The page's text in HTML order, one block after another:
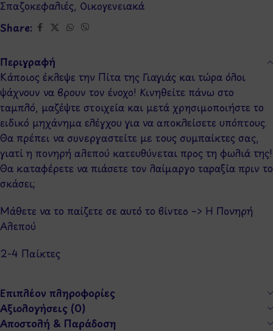
Σπαζοκεφαλιές, Οικογενειακά
Share:
Περιγραφή
Κάποιος έκλεψε την Πίτα της Γιαγιάς και τώρα όλοι
ψάχνουν να βρουν τον ένοχο! Κινηθείτε πάνω στο
ταμπλό, μαζέψτε στοιχεία και μετά χρησιμοποιήστε το
ειδικό μηχάνημα ελέγχου για να αποκλείσετε υπόπτους.
Θα πρέπει να συνεργαστείτε με τους συμπαίκτες σας,
γιατί η πονηρή αλεπού κατευθύνεται προς τη φωλιά της!
Θα καταφέρετε να πιάσετε τον λαίμαργο ταραξία πριν το
σκάσει;
Μάθετε να το παίζετε σε αυτό το βίντεο –> Η Πονηρή
Αλεπού
2-4 Παίκτες
Επιπλέον πληροφορίες
Αξιολογήσεις (0)
Αποστολή & Παράδοση